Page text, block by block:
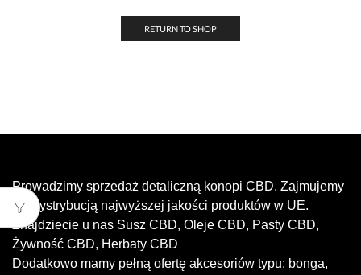
RETURN TO SHOP
Prowadzimy sprzedaż detaliczną konopi CBD. Zajmujemy
się dystrybucją najwyższej jakości produktów w UE.
Znajdziecie u nas Susz CBD, Oleje CBD, Pasty CBD,
Żywność CBD, Herbaty CBD
Dodatkowo mamy pełną ofertę akcesoriów typu: bonga,